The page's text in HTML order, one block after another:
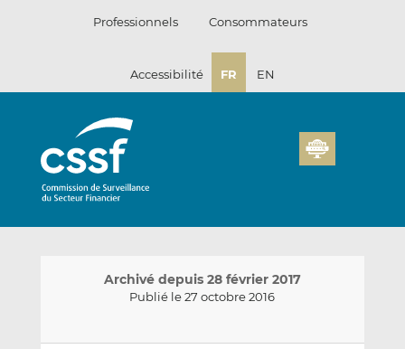
Professionnels Consommateurs
Accessibilité FR EN
Archivé depuis 28 février 2017
Publié le 27 octobre 2016